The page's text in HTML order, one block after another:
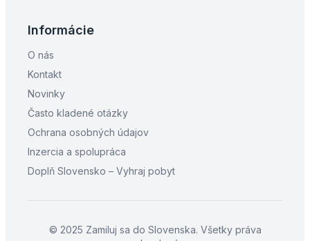
Informácie
O nás
Kontakt
Novinky
Často kladené otázky
Ochrana osobných údajov
Inzercia a spolupráca
Doplň Slovensko – Vyhraj pobyt
© 2025 Zamiluj sa do Slovenska. Všetky práva